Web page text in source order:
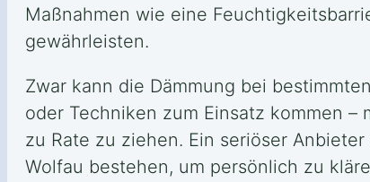
Maßnahmen wie eine
gewährleisten.
Zwar kann die Dämmung bei
oder Techniken zum Einsatz kommen
zu Rate zu ziehen. Ein seriöser
Wolfau bestehen, um persönlich zu